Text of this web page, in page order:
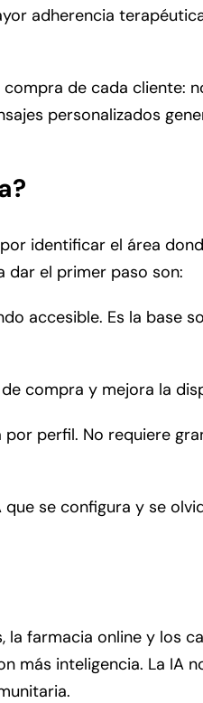
adherencia
de cada cliente:
personalizados
identificar el área
dar el primer paso son:
accesible. Es la base
compra y mejora la
perfil. No requiere
se configura y se
farmacia online y los
inteligencia. La IA